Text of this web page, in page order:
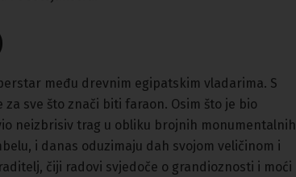
među drevnim egipatskim vladarima. S
sve što znači biti faraon. Osim što je bio
neizbrisiv trag u obliku brojnih monumentalnih
i danas oduzimaju dah svojom veličinom i
čiji radovi svjedoče o grandioznosti i moći